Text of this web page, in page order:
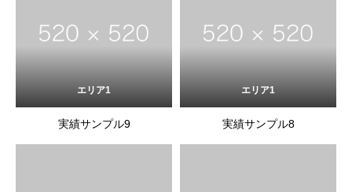
エリア1
実績サンプル9
エリア1
実績サンプル8